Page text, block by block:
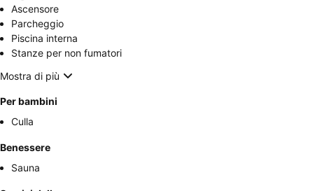
Ascensore
Parcheggio
Piscina interna
Stanze per non fumatori
Mostra di più
Per bambini
Culla
Benessere
Sauna